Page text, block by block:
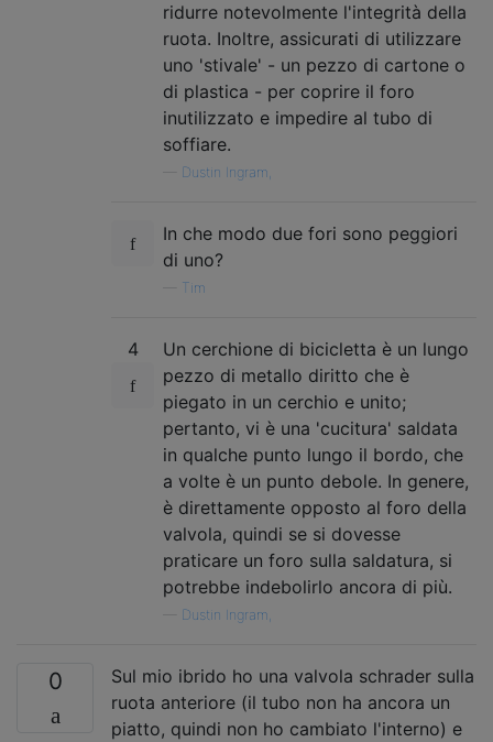
ridurre notevolmente l'integrità della
ruota. Inoltre, assicurati di utilizzare
uno 'stivale' - un pezzo di cartone o
di plastica - per coprire il foro
inutilizzato e impedire al tubo di
soffiare.
Dustin Ingram,
In che modo due fori sono peggiori
di uno?
Tim
4
Un cerchione di bicicletta è un lungo
pezzo di metallo diritto che è
piegato in un cerchio e unito;
pertanto, vi è una 'cucitura' saldata
in qualche punto lungo il bordo, che
a volte è un punto debole. In genere,
è direttamente opposto al foro della
valvola, quindi se si dovesse
praticare un foro sulla saldatura, si
potrebbe indebolirlo ancora di più.
Dustin Ingram,
0
Sul mio ibrido ho una valvola schrader sulla
ruota anteriore (il tubo non ha ancora un
piatto, quindi non ho cambiato l'interno) e